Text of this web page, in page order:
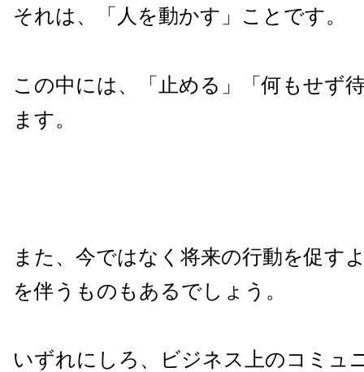
それは、「人を動かす」ことです。
この中には、「止める」「何もせず
ます。
また、今ではなく将来の行動を促す
を伴うものもあるでしょう。
いずれにしろ、ビジネス上のコミュ